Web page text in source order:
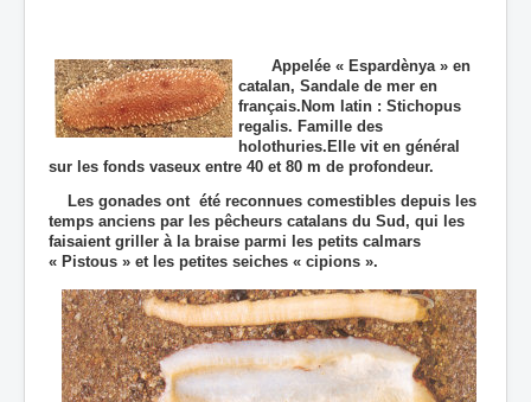
Appelée « Espardènya » en
catalan, Sandale de mer en
français.Nom latin : Stichopus
regalis. Famille des
holothuries.Elle vit en général
sur les fonds vaseux entre 40 et 80 m de profondeur.
Les gonades ont été reconnues comestibles depuis les
temps anciens par les pêcheurs catalans du Sud, qui les
faisaient griller à la braise parmi les petits calmars
« Pistous » et les petites seiches « cipions ».